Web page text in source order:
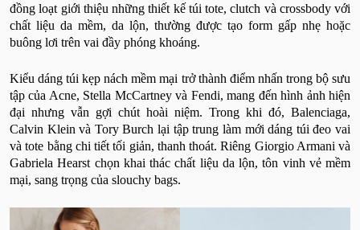
đồng loạt giới thiệu những thiết kế túi tote, clutch và crossbody với
chất liệu da mềm, da lộn, thường được tạo form gấp nhẹ hoặc
buông lơi trên vai đầy phóng khoáng.
Kiểu dáng túi kẹp nách mềm mại trở thành điểm nhấn trong bộ sưu
tập của Acne, Stella McCartney và Fendi, mang đến hình ảnh hiện
đại nhưng vẫn gợi chút hoài niệm. Trong khi đó, Balenciaga,
Calvin Klein và Tory Burch lại tập trung làm mới dáng túi đeo vai
và tote bằng chi tiết tối giản, thanh thoát. Riêng Giorgio Armani và
Gabriela Hearst chọn khai thác chất liệu da lộn, tôn vinh vẻ mềm
mại, sang trọng của slouchy bags.